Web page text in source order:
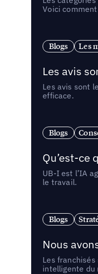
Voici
Blogs Les
Les avis
Les avis sont
efficace.
Blogs
Qu’est-ce
UB-I est l’IA
le travail.
Blogs
Nous
Les
intelligente du